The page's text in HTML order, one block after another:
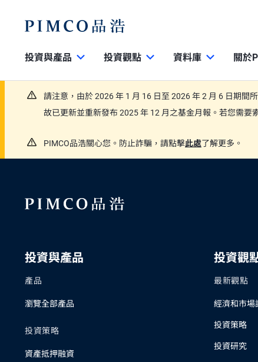
投資與產品 投資觀點 資料庫 關於
請注意，由於 2026 年 1 月 16 日至 2026 年 2 月 6 日期間
故已更新並重新發布 2025 年 12 月之基金月報。若您需要
PIMCO品浩關心您。防止詐騙，請點擊此處了解更多。
投資與產品
產品
瀏覽全部產品
投資策略
資產抵押融資
投資觀
最新觀點
經濟和市場
投資策略
投資研究